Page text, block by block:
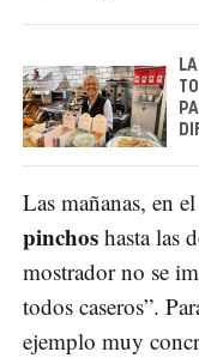
Las mañanas, en
pinchos hasta las
mostrador no se
todos caseros”.
ejemplo muy